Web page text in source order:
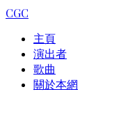
CGC
主頁
演出者
歌曲
關於本網